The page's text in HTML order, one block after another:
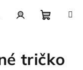
košík
tričko